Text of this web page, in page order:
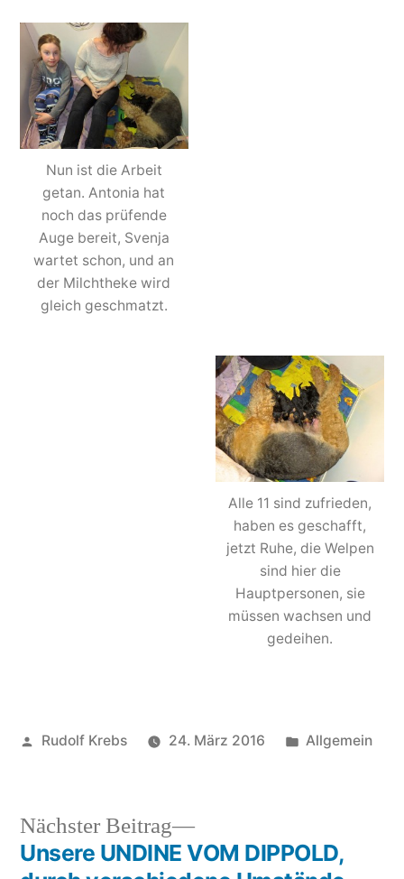
Nun ist die Arbeit
getan. Antonia hat
noch das prüfende
Auge bereit, Svenja
wartet schon, und an
der Milchtheke wird
gleich geschmatzt.
Alle 11 sind zufrieden,
haben es geschafft,
jetzt Ruhe, die Welpen
sind hier die
Hauptpersonen, sie
müssen wachsen und
gedeihen.
Veröffentlicht
Rudolf Krebs 24. März 2016
Veröffentlicht
Allgemein
Nächster Beitrag
Nächster
Beitrag:
Unsere UNDINE VOM DIPPOLD,